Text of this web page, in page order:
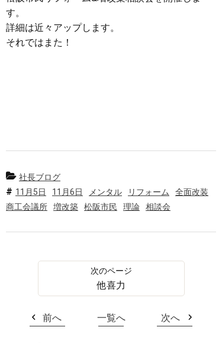
す。
詳細は近々アップします。
それではまた！
社長ブログ
11月5日
11月6日 メンタル リフォーム
全面改装
商工会議所
増改築 松阪市民 理論 相談会
他喜力
前へ 一覧へ 次へ